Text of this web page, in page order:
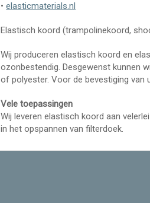
•elasticmaterials.nl
Elastisch koord (trampolinekoord,
Wij produceren elastisch koord en
ozonbestendig. Desgewenst kunnen
of polyester. Voor de bevestiging van
Vele toepassingen
Wij leveren elastisch koord aan
in het opspannen van filterdoek.